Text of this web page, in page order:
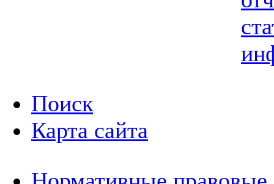
Поиск
Карта сайта